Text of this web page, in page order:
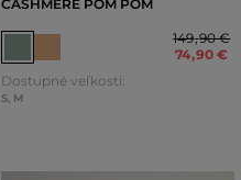
CASHMERE POM POM
149,90 €
74,90 €
Dostupné veľkosti:
S, M